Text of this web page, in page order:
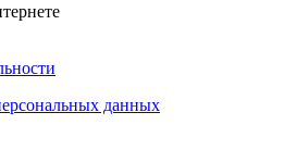
данных